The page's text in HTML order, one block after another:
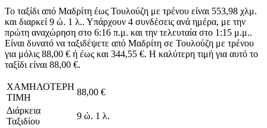
Το ταξίδι από Μαδρίτη έως Τουλούζη με τρένου είναι 553,98 χλμ.
και διαρκεί 9 ώ. 1 λ.. Υπάρχουν 4 συνδέσεις ανά ημέρα, με την
πρώτη αναχώρηση στο 6:16 π.μ. και την τελευταία στο 1:15 μ.μ..
Είναι δυνατό να ταξιδέψετε από Μαδρίτη σε Τουλούζη με τρένου
για μόλις 88,00 € ή έως και 344,55 €. Η καλύτερη τιμή για αυτό το
ταξίδι είναι 88,00 €.
ΧΑΜΗΛΟΤΕΡΗ
ΤΙΜΗ
88,00 €
Διάρκεια
Ταξιδίου
9 ώ. 1 λ.